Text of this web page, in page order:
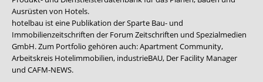
Ausrüsten von Hotels.
hotelbau ist eine Publikation der Sparte Bau- und
Immobilienzeitschriften der Forum Zeitschriften und Spezialmedien
GmbH. Zum Portfolio gehören auch:Apartment Community,
Arbeitskreis Hotelimmobilien, industrieBAU, Der Facility Manager
und CAFM-NEWS.